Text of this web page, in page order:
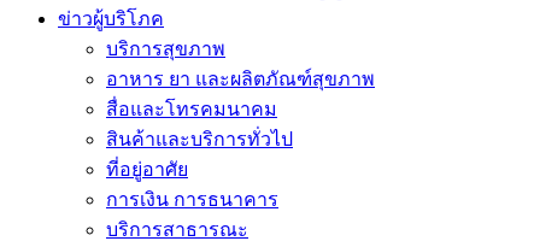
ข่าวผู้บริโภค
บริการสุขภาพ
อาหาร ยา และผลิตภัณฑ์สุขภาพ
สื่อและโทรคมนาคม
สินค้าและบริการทั่วไป
ที่อยู่อาศัย
การเงิน การธนาคาร
บริการสาธารณะ